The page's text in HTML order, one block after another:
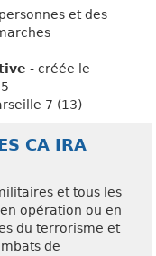
et des
- créée le
7 (13)
CA IRA
et tous les
opération ou en
du terrorisme et
de